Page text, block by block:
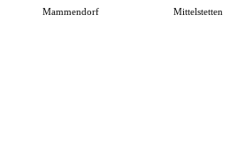
Mammendorf Mittelstetten